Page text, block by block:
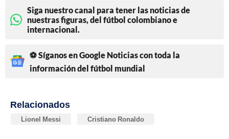
Siga nuestro canal para tener las noticias de
nuestras figuras, del fútbol colombiano e
internacional.
⚽ Síganos en Google Noticias con toda la
información del fútbol mundial
Relacionados
Lionel Messi Cristiano Ronaldo